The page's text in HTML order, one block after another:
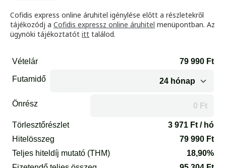
Cofidis express online áruhitel igénylése előtt a részletekről
tájékozódj a Cofidis expressz online áruhitel menüpontban. Az
ügynöki tájékoztatót itt találod.